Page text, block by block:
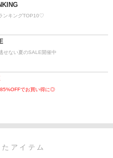
ンキングTOP10♡
せない夏のSALE開催中
85%OFFでお買い得に◎
アイテム